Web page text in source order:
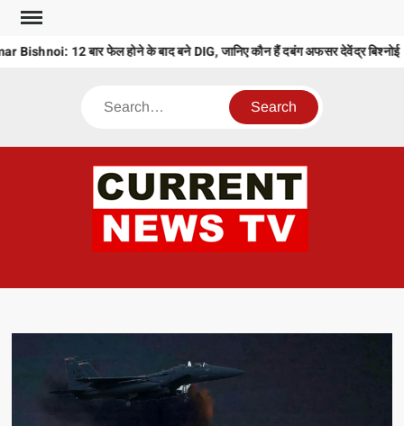
Skip
content12 बार फेल होने के बाद बने DIG, जानिए कौन हैं दबंग अफसर देवेंद्र बिश्नोई
Search